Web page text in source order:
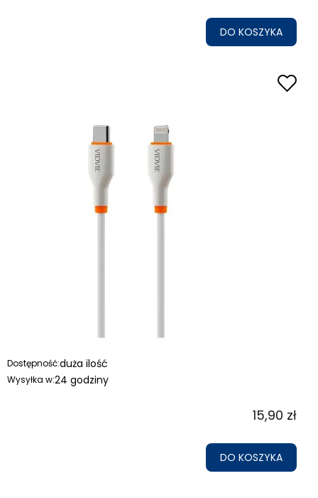
DO KOSZYKA
Dostępność:duża ilość
Wysyłka w:24 godziny
15,90 zł
DO KOSZYKA